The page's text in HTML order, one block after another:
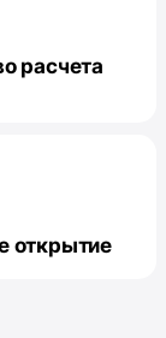
расчета
открытие